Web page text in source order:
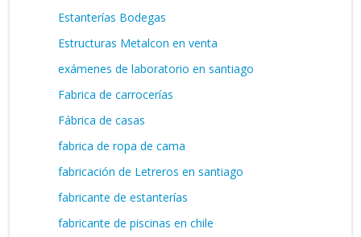
Estanterías Bodegas
Estructuras Metalcon en venta
exámenes de laboratorio en santiago
Fabrica de carrocerías
Fábrica de casas
fabrica de ropa de cama
fabricación de Letreros en santiago
fabricante de estanterías
fabricante de piscinas en chile